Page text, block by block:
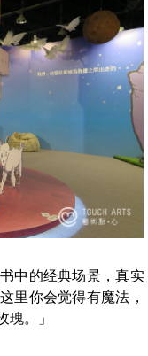
中的经典场景，真实
里你会觉得有魔法，
瑰。」